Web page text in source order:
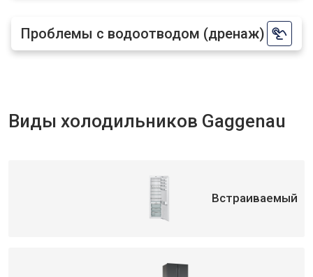
Проблемы с водоотводом (дренаж)
Виды холодильников Gaggenau
Встраиваемый